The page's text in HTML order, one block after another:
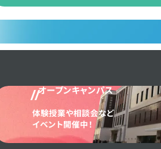
オープンキャンパス
体験授業や相談会など
イベント開催中！